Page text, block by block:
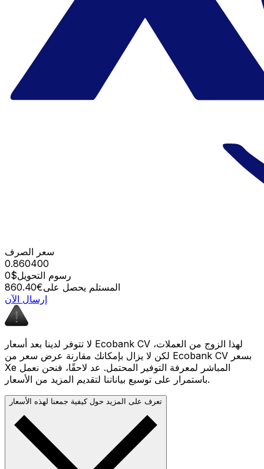
سعر الصرف
0.860400
رسوم التحويل$0
المستلم يحصل على€860.40
إرسال الآن
لا تتوفر لدينا بعد أسعار Ecobank CV لهذا الزوج من العملات،
لكن لا يزال بإمكانك مقارنة عرض سعر من Ecobank CV بسعر
Xe المباشر لمعرفة التوفير المحتمل. عد لاحقًا، فنحن نعمل
باستمرار على توسيع بياناتنا لتقديم المزيد من الأسعار.
تعرف على المزيد حول كيفية جمعنا لهذه الأسعار